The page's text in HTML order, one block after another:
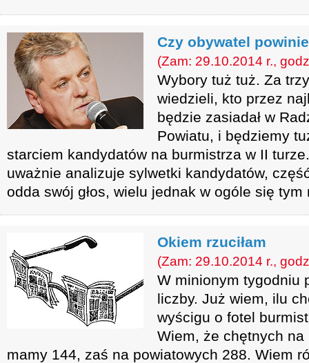
Czy obywatel
(Zam: 29.10.2014 r.,
Wybory tuż tuż. Za
wiedzieli, kto przez
będzie zasiadał w
Powiatu, i będziemy
starciem kandydatów na burmistrza w II
uważnie analizuje sylwetki kandydatów,
odda swój głos, wielu jednak w ogóle się
Okiem rzuciłam
(Zam: 29.10.2014 r.,
W minionym tygodniu
liczby. Już wiem, ilu
wyścigu o fotel
Wiem, że chętnych
mamy 144, zaś na powiatowych 288. Wiem